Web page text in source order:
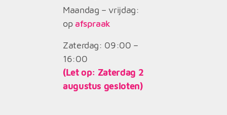
Maandag – vrijdag:
op afspraak
Zaterdag: 09:00 –
16:00
(Let op: Zaterdag 2
augustus gesloten)